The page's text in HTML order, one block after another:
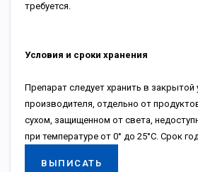
требуется.
Условия и сроки хранения
Препарат следует хранить в закрытой
производителя, отдельно от
сухом, защищенном от света,
при температуре от 0° до 25°С. Срок
ВЫПИСАТЬ